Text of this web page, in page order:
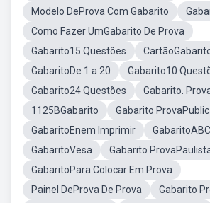
Modelo DeProva Com Gabarito
Como Fazer UmGabarito De Prova
Gabarito15 Questões
GabaritoDe 1 a 20
Gabarito10
Gabarito24 Questões
Gabarito.
1125BGabarito
Gabarito
GabaritoEnem Imprimir
GabaritoABC
GabaritoVesa
Gabarito
GabaritoPara Colocar Em Prova
Painel DeProva De Prova
Gabarito